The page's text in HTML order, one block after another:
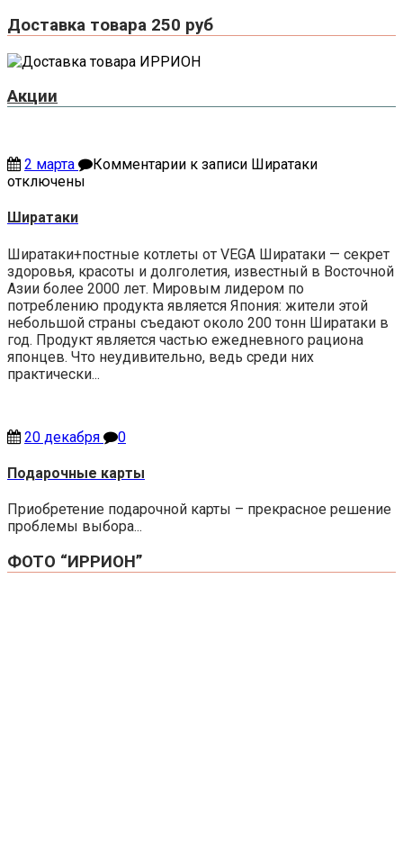
Доставка товара 250 руб
Акции
2 марта Комментарии к записи Ширатаки
отключены
Ширатаки
Ширатаки+постные котлеты от VEGA Ширатаки — секрет
здоровья, красоты и долголетия, известный в Восточной
Азии более 2000 лет. Мировым лидером по
потреблению продукта является Япония: жители этой
небольшой страны съедают около 200 тонн Ширатаки в
год. Продукт является частью ежедневного рациона
японцев. Что неудивительно, ведь среди них
практически...
20 декабря 0
Подарочные карты
Приобретение подарочной карты – прекрасное решение
проблемы выбора...
ФОТО “ИРРИОН”